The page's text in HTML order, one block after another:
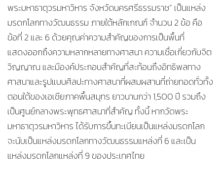
พระมหาธาตุวรมหาวิหาร จังหวัดนครศรีธรรมราช” เป็นแหล่ง
มรดกโลกทางวัฒนธรรม ภายใต้หลักเกณฑ์ จำนวน 2 ข้อ คือ
ข้อที่ 2 และ 6 ด้วยคุณค่าความสำคัญของการเป็นพื้นที่
แสดงออกถึงความหลากหลายทางศาสนา ความเชื่อเกี่ยวกับจิต
วิญญาณ และมีองค์ประกอบสำคัญที่สะท้อนถึงอิทธิพลทาง
ศาสนาและรูปแบบศิลปะทางศาสนาที่ผสมผสานที่ถ่ายทอดทั่วทั้ง
ตอนใต้ของเอเชียภาคพื้นสมุทร ยาวนานกว่า 1,500 ปี รวมถึง
เป็นศูนย์กลางพระพุทธศาสนาที่สำคัญ ทั้งนี้ หากวัดพระ
มหาธาตุวรมหาวิหาร ได้รับการขึ้นทะเบียนเป็นแหล่งมรดกโลก
จะนับเป็นแหล่งมรดกโลกทางวัฒนธรรมแหล่งที่ 6 และเป็น
แหล่งมรดกโลกแหล่งที่ 9 ของประเทศไทย